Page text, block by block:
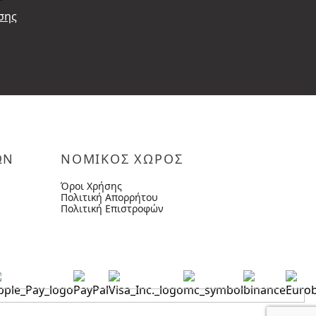
ΝΟΜΙΚΟΣ ΧΩΡΟΣ
Όροι Χρήσης
Πολιτική Απορρήτου
Πολιτική Επιστροφών